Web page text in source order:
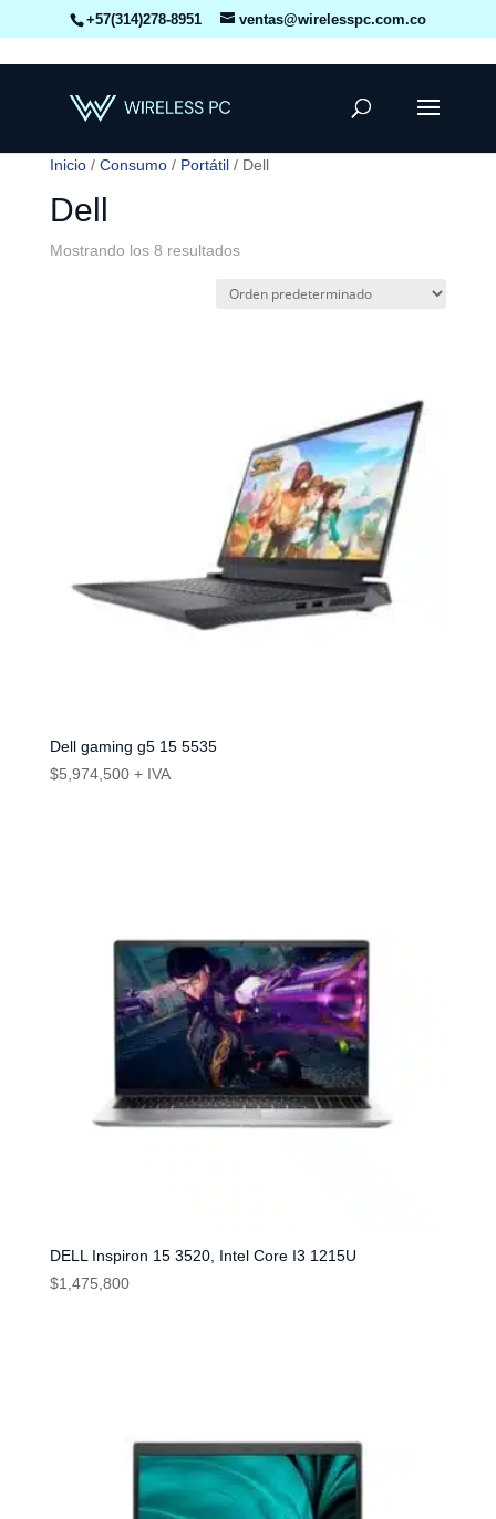
+57(314)278-8951 ventas@wirelesspc.com.co
Inicio/ Consumo/ Portátil/ Dell
Dell
Mostrando los 8 resultados
Dell gaming g5 15 5535
$5,974,500 + IVA
DELL Inspiron 15 3520, Intel Core I3 1215U
$1,475,800